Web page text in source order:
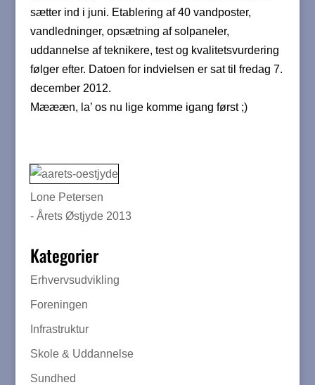
sætter ind i juni. Etablering af 40 vandposter,
vandledninger, opsætning af solpaneler,
uddannelse af teknikere, test og kvalitetsvurdering
følger efter. Datoen for indvielsen er sat til fredag 7.
december 2012.
Mæææn, la’ os nu lige komme igang først ;)
Lone Petersen
- Årets Østjyde 2013
Kategorier
Erhvervsudvikling
Foreningen
Infrastruktur
Skole & Uddannelse
Sundhed